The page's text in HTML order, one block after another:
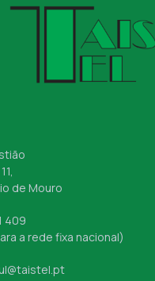
de Mouro
409
a rede fixa nacional)